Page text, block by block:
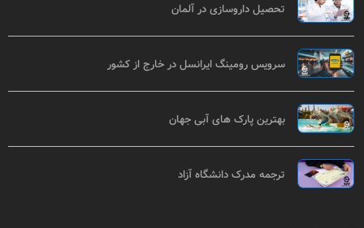
تحصیل داروسازی در آلمان
سرویس رومینگ ایرانسل در خارج از کشور
بهترین پارک های آبی جهان
ترجمه مدرک دانشگاه آزاد